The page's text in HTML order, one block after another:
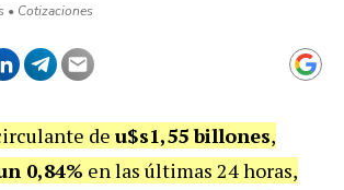
• Cotizaciones
de u$s1,55 billones,
0,84% en las últimas 24 horas,